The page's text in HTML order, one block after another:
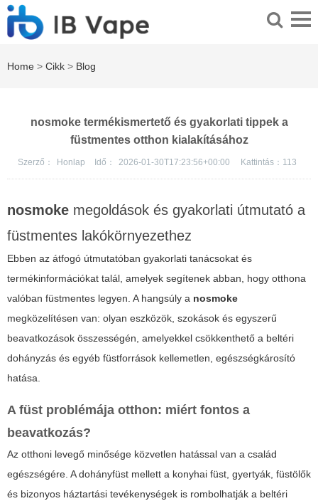
Home > Cikk > Blog
nosmoke termékismertető és gyakorlati tippek a
füstmentes otthon kialakításához
Szerző： Honlap Idő： 2026-01-30T17:23:56+00:00 Kattintás： 113
nosmoke megoldások és gyakorlati útmutató a
füstmentes lakókörnyezethez
Ebben az átfogó útmutatóban gyakorlati tanácsokat és
termékinformációkat talál, amelyek segítenek abban, hogy otthona
valóban füstmentes legyen. A hangsúly a nosmoke
megközelítésen van: olyan eszközök, szokások és egyszerű
beavatkozások összességén, amelyekkel csökkenthető a beltéri
dohányzás és egyéb füstforrások kellemetlen, egészségkárosító
hatása.
A füst problémája otthon: miért fontos a
beavatkozás?
Az otthoni levegő minősége közvetlen hatással van a család
egészségére. A dohányfüst mellett a konyhai füst, gyertyák, füstölők
és bizonyos háztartási tevékenységek is rombolhatják a beltéri